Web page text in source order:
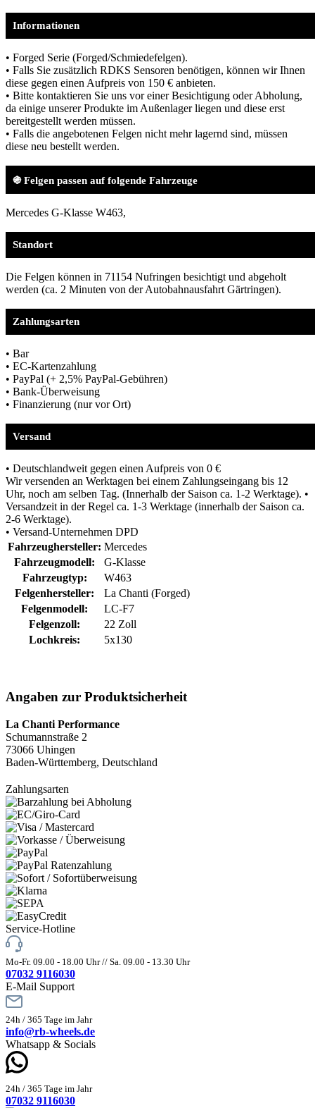
Informationen
• Forged Serie (Forged/Schmiedefelgen).
• Falls Sie zusätzlich RDKS Sensoren benötigen, können wir Ihnen
diese gegen einen Aufpreis von 150 € anbieten.
• Bitte kontaktieren Sie uns vor einer Besichtigung oder Abholung,
da einige unserer Produkte im Außenlager liegen und diese erst
bereitgestellt werden müssen.
• Falls die angebotenen Felgen nicht mehr lagernd sind, müssen
diese neu bestellt werden.
֍ Felgen passen auf folgende Fahrzeuge
Mercedes G-Klasse W463,
Standort
Die Felgen können in 71154 Nufringen besichtigt und abgeholt
werden (ca. 2 Minuten von der Autobahnausfahrt Gärtringen).
Zahlungsarten
• Bar
• EC-Kartenzahlung
• PayPal (+ 2,5% PayPal-Gebühren)
• Bank-Überweisung
• Finanzierung (nur vor Ort)
Versand
• Deutschlandweit gegen einen Aufpreis von 0 €
Wir versenden an Werktagen bei einem Zahlungseingang bis 12
Uhr, noch am selben Tag. (Innerhalb der Saison ca. 1-2 Werktage). •
Versandzeit in der Regel ca. 1-3 Werktage (innerhalb der Saison ca.
2-6 Werktage).
• Versand-Unternehmen DPD
Fahrzeughersteller: Mercedes
Fahrzeugmodell:
G-Klasse
Fahrzeugtyp:
W463
Felgenhersteller:
La Chanti (Forged)
Felgenmodell:
LC-F7
Felgenzoll:
22 Zoll
Lochkreis:
5x130
Angaben zur Produktsicherheit
La Chanti Performance
Schumannstraße 2
73066 Uhingen
Baden-Württemberg, Deutschland
Zahlungsarten
Service-Hotline
Mo-Fr. 09.00 - 18.00 Uhr // Sa. 09.00 - 13.30 Uhr
07032 9116030
E-Mail Support
24h / 365 Tage im Jahr
info@rb-wheels.de
Whatsapp & Socials
24h / 365 Tage im Jahr
07032 9116030